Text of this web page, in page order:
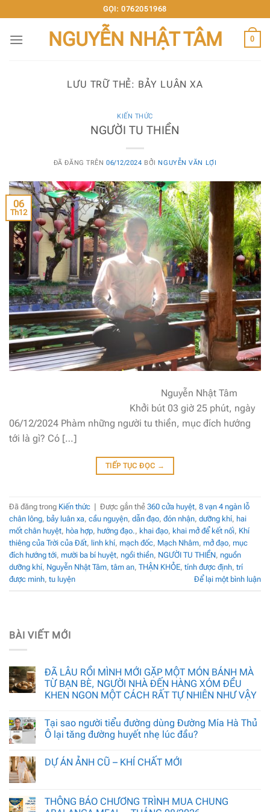
đến
nội
GỌI: 0762051968
NGUYỄN NHẬT TÂM 0
LƯU TRỮ THẺ: BẢY LUÂN XA
KIẾN THỨC
NGƯỜI TU THIỀN
ĐÃ ĐĂNG TRÊN 06/12/2024 BỞI NGUYỄN VĂN LỢI
06
Th12
Nguyễn Nhật Tâm
Khởi bút 03 giờ 25 phút, ngày
06/12/2024 Phàm những người tu thiền, mục đích hướng
tới là gì? Có […]
TIẾP TỤC ĐỌC →
Đã đăng trong Kiến thức Được gắn thẻ 360 cửa huyệt, 8 vạn 4 ngàn lỗ
chân lông, bảy luân xa, cầu nguyện, dẫn đạo, đón nhận, dưỡng khí, hai
mốt chân huyệt, hòa hợp, hướng đạo., khai đạo, khai mở để kết nối, Khí
thiêng của Trời của Đất, linh khí, mạch đốc, Mạch Nhâm, mở đạo, mục
đích hướng tới, mười ba bí huyệt, ngồi thiền, NGƯỜI TU THIỀN, nguồn
dưỡng khí, Nguyễn Nhật Tâm, tâm an, THẬN KHỎE, tính được định, trí
được minh, tu luyện Để lại một bình luận
BÀI VIẾT MỚI
ĐÃ LÂU RỒI MÌNH MỚI GẶP MỘT MÓN BÁNH MÀ
TỪ BẠN BÈ, NGƯỜI NHÀ ĐẾN HÀNG XÓM ĐỀU
KHEN NGON MỘT CÁCH RẤT TỰ NHIÊN NHƯ VẬY
Tại sao người tiểu đường dùng Đường Mía Hà Thủ
Ô lại tăng đường huyết nhẹ lúc đầu?
DỰ ÁN ẢNH CŨ – KHÍ CHẤT MỚI
THÔNG BÁO CHƯƠNG TRÌNH MUA CHUNG